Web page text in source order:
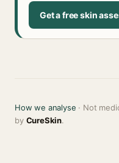
Get a free skin
How we analyse · Not
by CureSkin.